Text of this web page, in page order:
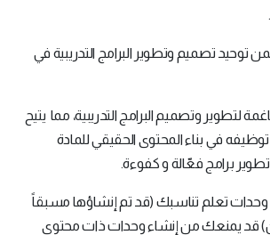
توحيد تصميم وتطوير البرامج التدريبية في
وتصميم البرامج التدريبية، مما يتيح
في بناء المحتوى الحقيقي للمادة
تطوير برامج فعّالة و كفوءة.
تعلم تناسبك (قد تم إنشاؤها مسبقاً
قد يمنعك من إنشاء وحدات ذات محتوى